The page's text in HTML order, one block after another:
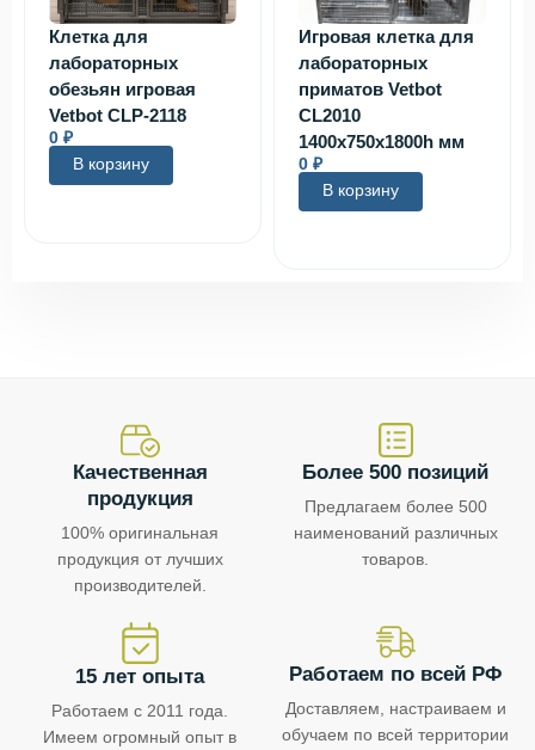
Клетка для
лабораторных
обезьян игровая
Vetbot CLP-2118
0 ₽
В корзину
Игровая клетка для
лабораторных
приматов Vetbot
CL2010
1400х750х1800h мм
0 ₽
В корзину
Качественная
продукция
100% оригинальная
продукция от лучших
производителей.
Более 500 позиций
Предлагаем более 500
наименований различных
товаров.
15 лет опыта
Работаем с 2011 года.
Имеем огромный опыт в
Работаем по всей РФ
Доставляем, настраиваем и
обучаем по всей территории